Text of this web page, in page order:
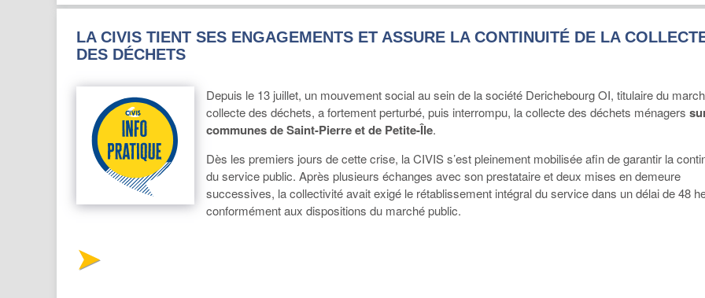
LA CIVIS TIENT SES ENGAGEMENTS ET ASSURE LA CONTINUITÉ DE LA
DES DÉCHETS
Depuis le 13 juillet, un mouvement social au sein de la société Derichebourg OI, titulaire du
collecte des déchets, a fortement perturbé, puis interrompu, la collecte des déchets ménagers
communes de Saint-Pierre et de Petite-Île.
Dès les premiers jours de cette crise, la CIVIS s’est pleinement mobilisée afin de garantir la
du service public. Après plusieurs échanges avec son prestataire et deux mises en demeure
successives, la collectivité avait exigé le rétablissement intégral du service dans un délai de 48
conformément aux dispositions du marché public.